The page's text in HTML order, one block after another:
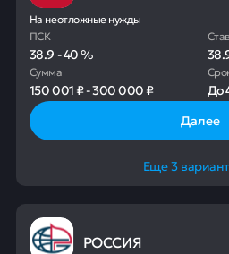
На неотложные нужды
ПСК
38.9-40%
Сумма
150 001 ₽-300 000 ₽ До
Далее
Еще3
РОССИЯ